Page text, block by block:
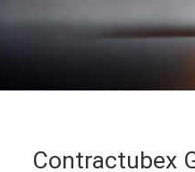
Contractubex